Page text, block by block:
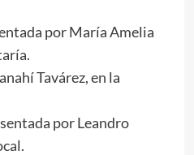
por María Amelia
Tavárez, en la
por Leandro